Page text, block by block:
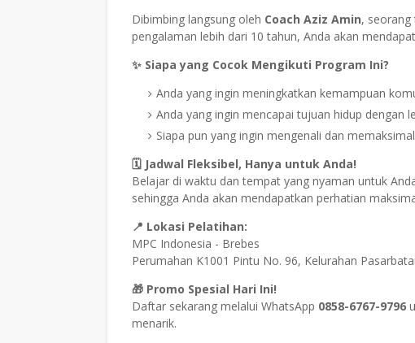
Dibimbing langsung oleh Coach Aziz Amin,
pengalaman lebih dari 10 tahun, Anda akan
✨ Siapa yang Cocok Mengikuti Program Ini?
Anda yang ingin meningkatkan kemampuan
Anda yang ingin mencapai tujuan hidup dengan
Siapa pun yang ingin mengenali dan
🗓 Jadwal Fleksibel, Hanya untuk Anda!
Belajar di waktu dan tempat yang nyaman untuk
sehingga Anda akan mendapatkan perhatian
📍 Lokasi Pelatihan:
MPC Indonesia - Brebes
Perumahan K1001 Pintu No. 96, Kelurahan
🎁 Promo Spesial Hari Ini!
Daftar sekarang melalui WhatsApp 0858-6767-9796
menarik.